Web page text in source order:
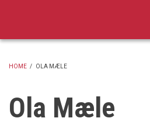
HOME / OLA MÆLE
Ola Mæle